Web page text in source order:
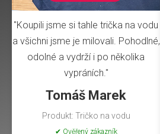
"Koupili jsme si tahle trička na vodu
a všichni jsme je milovali. Pohodlné,
odolné a vydrží i po několika
vypráních."
Tomáš Marek
Produkt: Tričko na vodu
✔ Ověřený zákazník